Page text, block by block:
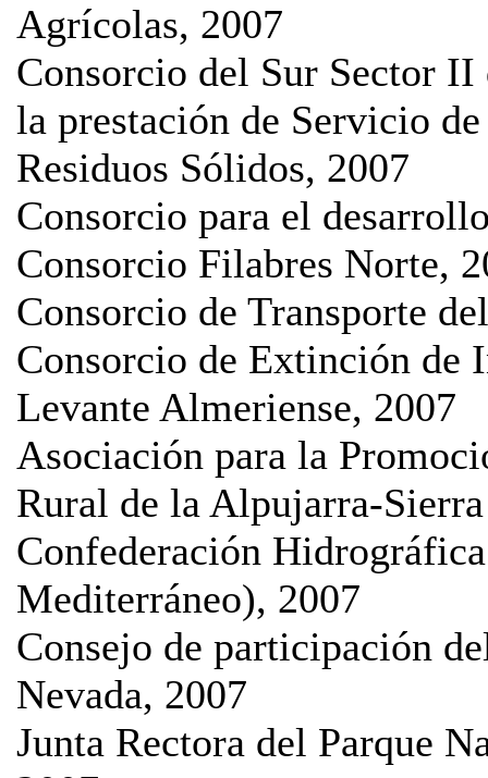
Agrícolas, 2007
Consorcio del Sur Sector
la prestación de Servicio
Residuos Sólidos, 2007
Consorcio para el
Consorcio Filabres Norte,
Consorcio de Transporte
Consorcio de Extinción de
Levante Almeriense, 2007
Asociación para la
Rural de la Alpujarra-
Confederación
Mediterráneo), 2007
Consejo de participación
Nevada, 2007
Junta Rectora del Parque